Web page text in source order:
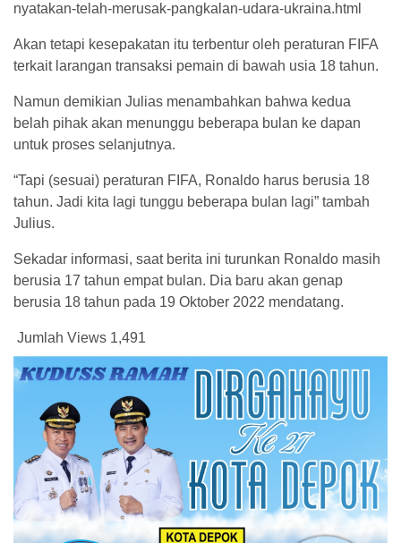
nyatakan-telah-merusak-pangkalan-udara-ukraina.html
Akan tetapi kesepakatan itu terbentur oleh peraturan FIFA
terkait larangan transaksi pemain di bawah usia 18 tahun.
Namun demikian Julias menambahkan bahwa kedua
belah pihak akan menunggu beberapa bulan ke dapan
untuk proses selanjutnya.
“Tapi (sesuai) peraturan FIFA, Ronaldo harus berusia 18
tahun. Jadi kita lagi tunggu beberapa bulan lagi” tambah
Julius.
Sekadar informasi, saat berita ini turunkan Ronaldo masih
berusia 17 tahun empat bulan. Dia baru akan genap
berusia 18 tahun pada 19 Oktober 2022 mendatang.
Jumlah Views 1,491